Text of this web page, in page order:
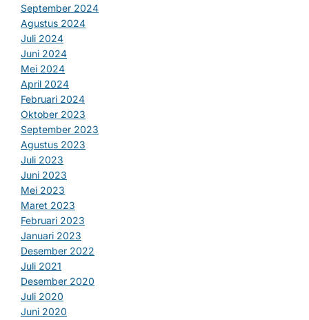
September 2024
Agustus 2024
Juli 2024
Juni 2024
Mei 2024
April 2024
Februari 2024
Oktober 2023
September 2023
Agustus 2023
Juli 2023
Juni 2023
Mei 2023
Maret 2023
Februari 2023
Januari 2023
Desember 2022
Juli 2021
Desember 2020
Juli 2020
Juni 2020